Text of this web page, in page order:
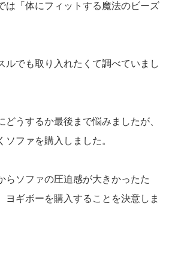
は「体にフィットする魔法のビーズ
ルでも取り入れたくて調べていまし
どうするか最後まで悩みましたが、
ファを購入しました。
らソファの圧迫感が大きかったた
ヨギボーを購入することを決意しま